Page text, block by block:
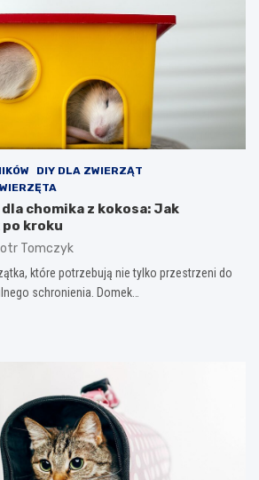
DIY DLA ZWIERZĄT
chomika z kokosa: Jak
kroku
Tomczyk
które potrzebują nie tylko przestrzeni do
schronienia. Domek…